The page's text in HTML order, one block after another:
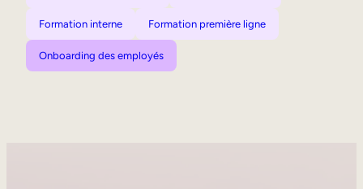
Formation interne Formation première ligne
Onboarding des employés